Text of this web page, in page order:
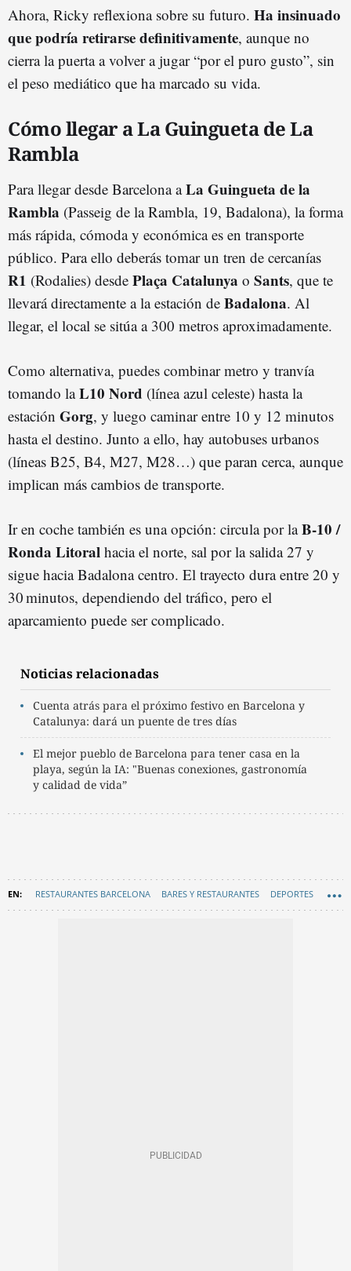
Ahora, Ricky reflexiona sobre su futuro. Ha insinuado
que podría retirarse definitivamente, aunque no
cierra la puerta a volver a jugar “por el puro gusto”, sin
el peso mediático que ha marcado su vida.
Cómo llegar a La Guingueta de La
Rambla
Para llegar desde Barcelona aLa Guingueta de la
Rambla (Passeig de la Rambla, 19, Badalona), la forma
más rápida, cómoda y económica es en transporte
público. Para ello deberás tomar un tren de cercanías
R1 (Rodalies) desde Plaça Catalunya o Sants, que te
llevará directamente a la estación de Badalona. Al
llegar, el local se sitúa a 300 metros aproximadamente.
Como alternativa, puedes combinar metro y tranvía
tomando laL10 Nord (línea azul celeste) hasta la
estación Gorg, y luego caminar entre 10 y 12 minutos
hasta el destino. Junto a ello, hay autobuses urbanos
(líneas B25, B4, M27, M28…) que paran cerca, aunque
implican más cambios de transporte.
Ir en coche también es una opción: circula por laB‑10 /
Ronda Litoral hacia el norte, sal por la salida 27 y
sigue hacia Badalona centro. El trayecto dura entre 20 y
30 minutos, dependiendo del tráfico, pero el
aparcamiento puede ser complicado.
Noticias relacionadas
Cuenta atrás para el próximo festivo en Barcelona y
Catalunya: dará un puente de tres días
El mejor pueblo de Barcelona para tener casa en la
playa, según la IA: "Buenas conexiones, gastronomía
y calidad de vida”
RESTAURANTES BARCELONA BARES Y RESTAURANTES DEPORTES